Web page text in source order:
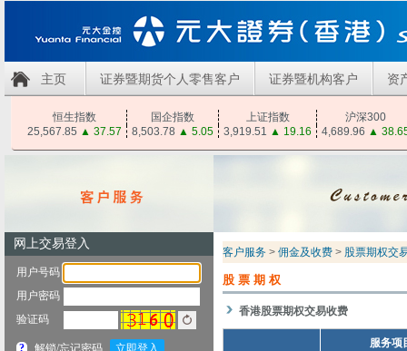
主页 证券暨期货个人零售客户 证券暨机构客户 资
恒生指数 国企指数 上证指数
沪深300
25,567.85 ▲ 37.57 8,503.78 ▲ 5.05 3,919.51 ▲ 19.16 4,689.96 ▲
客户服务 > 佣金及收费 > 股票期权交
股票期权
香港股票期权交易收费
服务项